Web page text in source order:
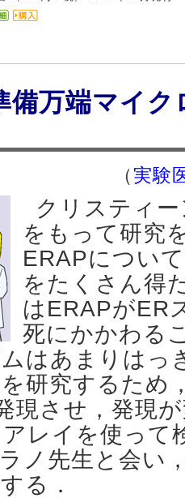
備万端マイ
（ 実験
クリスティ
をもって研究
ERAPについ
をたくさん得
はERAPがER
死にかかわる
はあまりはっ
研究するため
現させ，発現
レイを使って
ノ先生と会い
る．